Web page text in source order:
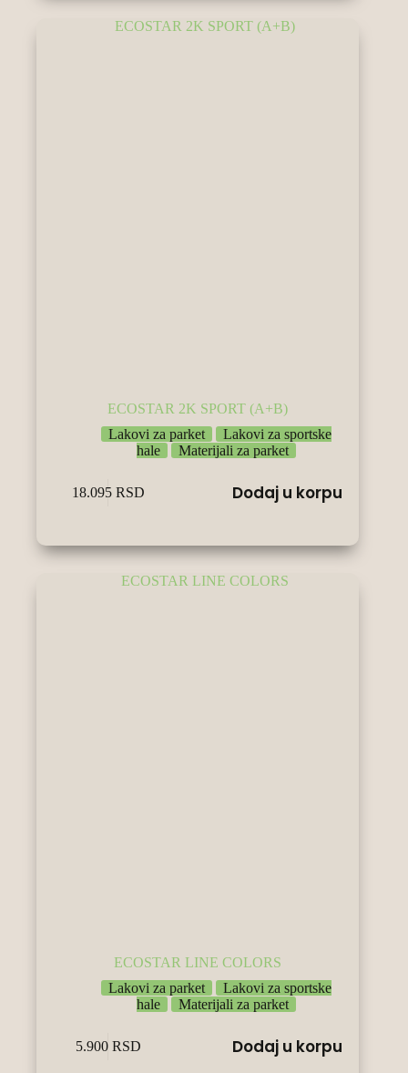
ECOSTAR 2K SPORT (A+B)
Lakovi za parket
Lakovi za sportske
hale
Materijali za parket
18.095 RSD Dodaj u korpu
ECOSTAR LINE COLORS
Lakovi za parket
Lakovi za sportske
hale
Materijali za parket
5.900 RSD Dodaj u korpu